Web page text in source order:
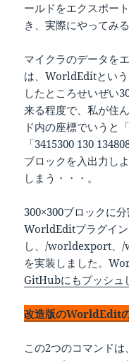
ールドをエクスポー
き、実際にやってみ
マイクラのデータを
は、WorldEditとい
したところせいぜい
来る程度で、私が住
ド内の座標でいうと
「3415300 130
ブロックを入出力し
しまう・・・。
300×300ブロックに
WorldEditプラグイ
し、/worldexport、/
を実装しました。
GitHubにもプッシュ
改造版のWorldEdit
この2つのコマンド